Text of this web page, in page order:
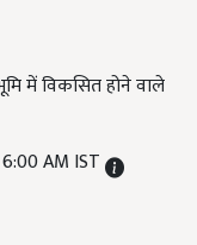
में विकसित होने वाले
AM IST